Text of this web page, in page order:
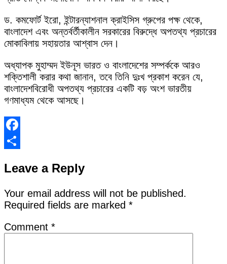
ড. কমফোর্ট ইরো, ইন্টারন্যাশনাল ক্রাইসিস গ্রুপের পক্ষ থেকে,
বাংলাদেশ এবং অন্তর্বর্তীকালীন সরকারের বিরুদ্ধে অপতথ্য প্রচারের
মোকাবিলায় সহায়তার আশ্বাস দেন।
অধ্যাপক মুহাম্মদ ইউনূস ভারত ও বাংলাদেশের সম্পর্ককে আরও
শক্তিশালী করার কথা জানান, তবে তিনি দুঃখ প্রকাশ করেন যে,
বাংলাদেশবিরোধী অপতথ্য প্রচারের একটি বড় অংশ ভারতীয়
গণমাধ্যম থেকে আসছে।
Facebook
Leave a Reply
Your email address will not be published.
Required fields are marked *
Comment *